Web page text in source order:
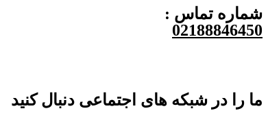
شماره تماس :
02188846450
ما را در شبکه های اجتماعی دنبال کنید